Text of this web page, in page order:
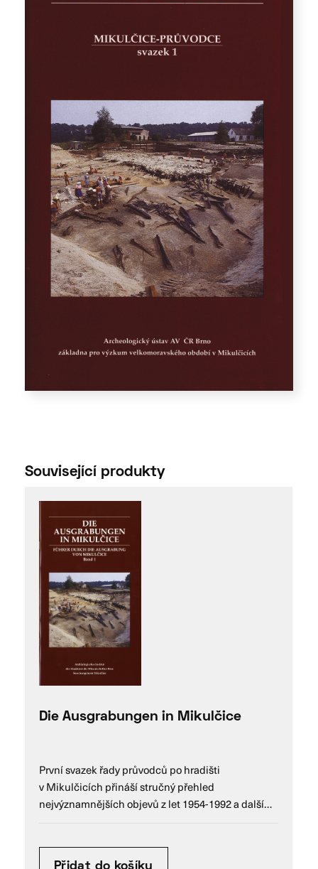
Související produkty
Die Ausgrabungen in Mikulčice
První svazek řady průvodců po hradišti
v Mikulčicích přináší stručný přehled
nejvýznamnějších objevů z let 1954-1992 a další…